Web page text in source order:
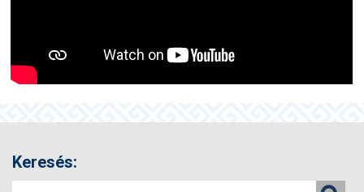
Keresés: